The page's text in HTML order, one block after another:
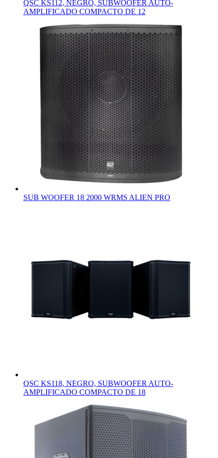
QSC KS112, NEGRO, SUBWOOFER AUTO-
AMPLIFICADO COMPACTO DE 12
SUB WOOFER 18 2000 WRMS ALIEN PRO
QSC KS118, NEGRO, SUBWOOFER AUTO-
AMPLIFICADO COMPACTO DE 18